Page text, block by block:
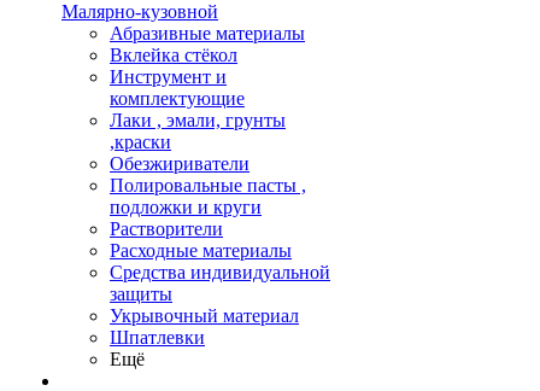
Малярно-кузовной
Абразивные материалы
Вклейка стёкол
Инструмент и
комплектующие
Лаки , эмали, грунты
,краски
Обезжириватели
Полировальные пасты ,
подложки и круги
Растворители
Расходные материалы
Средства индивидуальной
защиты
Укрывочный материал
Шпатлевки
Ещё